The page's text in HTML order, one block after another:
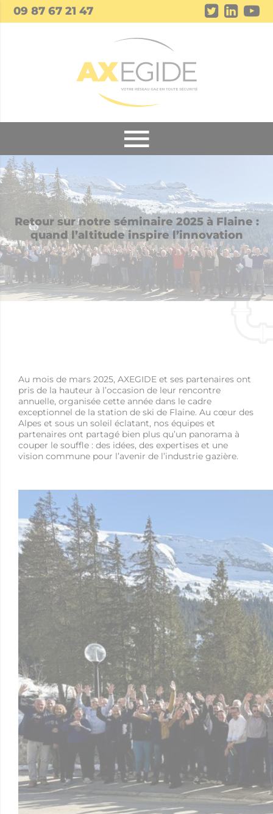
09 87 67 21 47
Retour sur notre séminaire 2025 à Flaine :
quand l’altitude inspire l’innovation
Au mois de mars 2025, AXEGIDE et ses partenaires ont
pris de la hauteur à l’occasion de leur rencontre
annuelle, organisée cette année dans le cadre
exceptionnel de la station de ski de Flaine. Au cœur des
Alpes et sous un soleil éclatant, nos équipes et
partenaires ont partagé bien plus qu’un panorama à
couper le souffle : des idées, des expertises et une
vision commune pour l’avenir de l’industrie gazière.